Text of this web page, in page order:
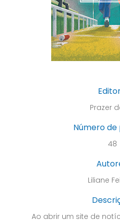
Prazer
Número de
48
Liliane
Ao abrir um site de